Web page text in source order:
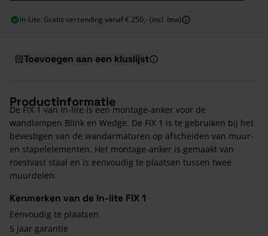
In-Lite: Gratis verzending vanaf € 250,- (incl. btw)
Toevoegen aan een kluslijst
Productinformatie
De FIX 1 van In-lite is een montage-anker voor de
wandlampen Blink en Wedge. De FIX 1 is te gebruiken bij het
bevestigen van de wandarmaturen op afscheiden van muur-
en stapelelementen. Het montage-anker is gemaakt van
roestvast staal en is eenvoudig te plaatsen tussen twee
muurdelen.
Kenmerken van de In-lite FIX 1
Eenvoudig te plaatsen
5 jaar garantie